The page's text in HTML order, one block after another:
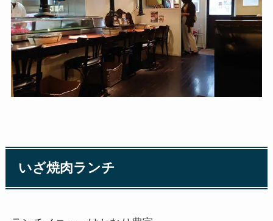
いざ焼肉ランチ